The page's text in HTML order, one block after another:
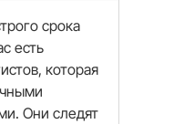
срока
есть
которая
Они следят